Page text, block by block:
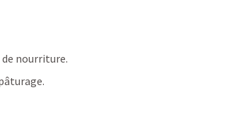
nourriture.